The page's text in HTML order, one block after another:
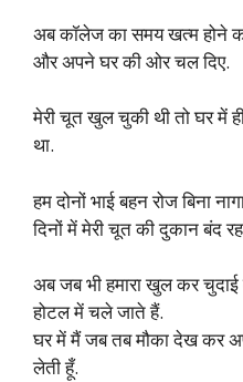
अब कॉलेज का समय खत्म होने
और अपने घर की ओर चल दिए.
मेरी चूत खुल चुकी थी तो घर में
था.
हम दोनों भाई बहन रोज बिना
दिनों में मेरी चूत की दुकान बंद
अब जब भी हमारा खुल कर चुदाई
होटल में चले जाते हैं.
घर में मैं जब तब मौका देख कर
लेती हूँ.